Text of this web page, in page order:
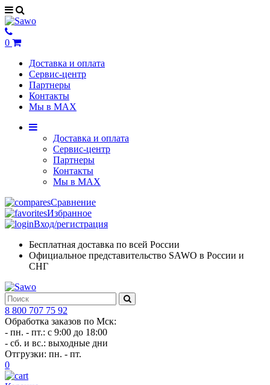
0
Доставка и оплата
Сервис-центр
Партнеры
Контакты
Мы в MAX
Доставка и оплата
Сервис-центр
Партнеры
Контакты
Мы в MAX
Сравнение
Избранное
Вход/регистрация
Бесплатная доставка по всей России
Официальное представительство SAWO в России и
СНГ
8 800 707 75 92
Обработка заказов по Мск:
- пн. - пт.: с 9:00 до 18:00
- сб. и вс.: выходные дни
Отгрузки: пн. - пт.
0